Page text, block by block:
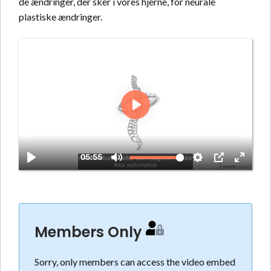
plastiske ændringer.
Members Only
Sorry, only members can access the video embed